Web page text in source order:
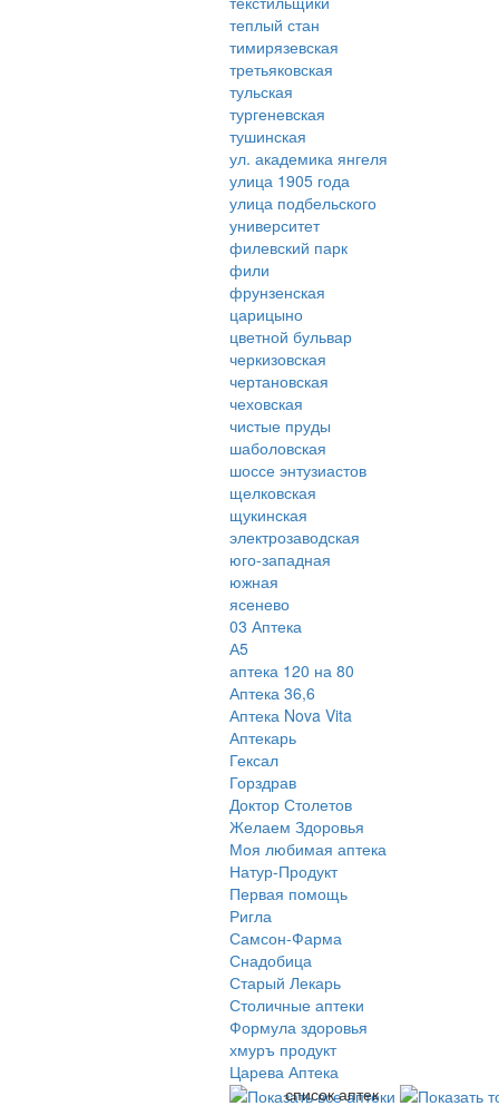
теплый стан
тимирязевская
третьяковская
тульская
тургеневская
тушинская
ул. академика янгеля
улица 1905 года
улица подбельского
университет
филевский парк
фили
фрунзенская
царицыно
цветной бульвар
черкизовская
чертановская
чеховская
чистые пруды
шаболовская
шоссе энтузиастов
щелковская
щукинская
электрозаводская
юго-западная
южная
ясенево
03 Аптека
А5
аптека 120 на 80
Аптека 36,6
Аптека Nova Vita
Аптекарь
Гексал
Горздрав
Доктор Столетов
Желаем Здоровья
Моя любимая аптека
Натур-Продукт
Первая помощь
Ригла
Самсон-Фарма
Снадобица
Старый Лекарь
Столичные аптеки
Формула здоровья
хмуръ продукт
Царева Аптека
список аптек